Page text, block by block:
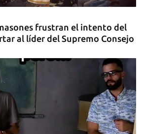
frustran el intento del
al líder del Supremo Consejo